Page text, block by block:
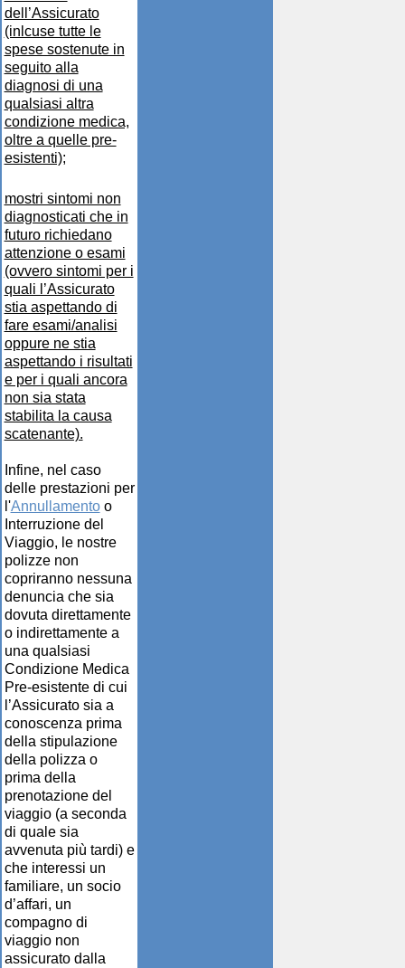
dell’Assicurato
(inlcuse tutte le
spese sostenute in
seguito alla
diagnosi di una
qualsiasi altra
condizione medica,
oltre a quelle pre-
esistenti);
mostri sintomi non
diagnosticati che in
futuro richiedano
attenzione o esami
(ovvero sintomi per i
quali l’Assicurato
stia aspettando di
fare esami/analisi
oppure ne stia
aspettando i risultati
e per i quali ancora
non sia stata
stabilita la causa
scatenante).
Infine, nel caso
delle prestazioni per
l'Annullamentoo
Interruzione del
Viaggio, le nostre
polizze non
copriranno nessuna
denuncia che sia
dovuta direttamente
o indirettamente a
una qualsiasi
Condizione Medica
Pre-esistente di cui
l’Assicurato sia a
conoscenza prima
della stipulazione
della polizza o
prima della
prenotazione del
viaggio (a seconda
di quale sia
avvenuta più tardi) e
che interessi un
familiare, un socio
d’affari, un
compagno di
viaggio non
assicurato dalla